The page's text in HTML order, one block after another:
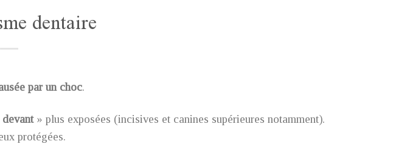
dentaire
par un choc.
» plus exposées (incisives et canines supérieures notamment).
protégées.